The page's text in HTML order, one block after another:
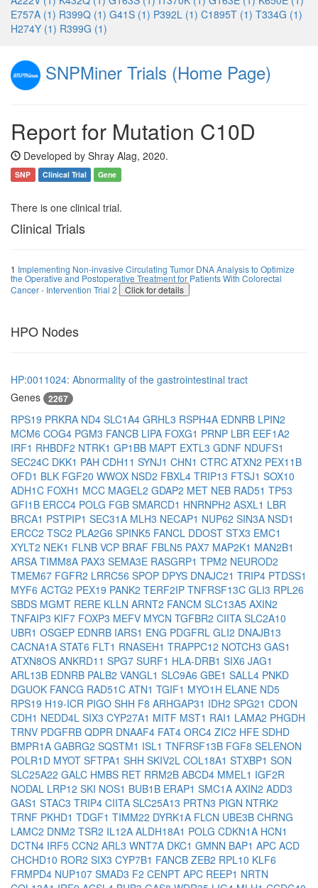
E757A (1) R399Q (1) G41S (1) P392L (1) C1895T (1) T334G (1)
H274Y (1) R399G (1)
SNPMiner Trials (Home Page)
Report for Mutation C10D
Developed by Shray Alag, 2020.
SNP Clinical Trial Gene
There is one clinical trial.
Clinical Trials
1 Implementing Non-invasive Circulating Tumor DNA Analysis to Optimize
the Operative and Postoperative Treatment for Patients With Colorectal
Cancer - Intervention Trial 2
Click for details
HPO Nodes
HP:0011024: Abnormality of the gastrointestinal tract
Genes
2267
RPS19 PRKRA ND4 SLC1A4 GRHL3 RSPH4A EDNRB LPIN2
MCM6 COG4 PGM3 FANCB LIPA FOXG1 PRNP LBR EEF1A2
IRF1 RHBDF2 NTRK1 GP1BB MAPT EXTL3 GDNF NDUFS1
SEC24C DKK1 PAH CDH11 SYNJ1 CHN1 CTRC ATXN2 PEX11B
OFD1 BLK FGF20 WWOX NSD2 FBXL4 TRIP13 FTSJ1 SOX10
ADH1C FOXH1 MCC MAGEL2 GDAP2 MET NEB RAD51 TP53
GFI1B ERCC4 POLG FGB SMARCD1 HNRNPH2 ASXL1 LBR
BRCA1 PSTPIP1 SEC31A MLH3 NECAP1 NUP62 SIN3A NSD1
ERCC2 TSC2 PLA2G6 SPINK5 FANCL DDOST STX3 EMC1
XYLT2 NEK1 FLNB VCP BRAF FBLN5 PAX7 MAP2K1 MAN2B1
ARSA TIMM8A PAX3 SEMA3E RASGRP1 TPM2 NEUROD2
TMEM67 FGFR2 LRRC56 SPOP DPYS DNAJC21 TRIP4 PTDSS1
MYF6 ACTG2 PEX19 PANK2 TERF2IP TNFRSF13C GLI3 RPL26
SBDS MGMT RERE KLLN ARNT2 FANCM SLC13A5 AXIN2
TNFAIP3 KIF7 FOXP3 MEFV MYCN TGFBR2 CIITA SLC2A10
UBR1 OSGEP EDNRB IARS1 ENG PDGFRL GLI2 DNAJB13
CACNA1A STAT6 FLT1 RNASEH1 TRAPPC12 NOTCH3 GAS1
ATXN8OS ANKRD11 SPG7 SURF1 HLA-DRB1 SIX6 JAG1
ARL13B EDNRB PALB2 VANGL1 SLC9A6 GBE1 SALL4 PNKD
DGUOK FANCG RAD51C ATN1 TGIF1 MYO1H ELANE ND5
RPS19 H19-ICR PIGO SHH F8 ARHGAP31 IDH2 SPG21 CDON
CDH1 NEDD4L SIX3 CYP27A1 MITF MST1 RAI1 LAMA2 PHGDH
TRNV PDGFRB QDPR DNAAF4 FAT4 ORC4 ZIC2 HFE SDHD
BMPR1A GABRG2 SQSTM1 ISL1 TNFRSF13B FGF8 SELENON
POLR1D MYOT SFTPA1 SHH SKIV2L COL18A1 STXBP1 SON
SLC25A22 GALC HMBS RET RRM2B ABCD4 MMEL1 IGF2R
NODAL LRP12 SKI NOS1 BUB1B ERAP1 SMC1A AXIN2 ADD3
GAS1 STAC3 TRIP4 CIITA SLC25A13 PRTN3 PIGN NTRK2
TRNF PKHD1 TDGF1 TIMM22 DYRK1A FLCN UBE3B CHRNG
LAMC2 DNM2 TSR2 IL12A ALDH18A1 POLG CDKN1A HCN1
DCTN4 IRF5 CCN2 ARL3 WNT7A DKC1 GMNN BAP1 APC ACD
CHCHD10 ROR2 SIX3 CYP7B1 FANCB ZEB2 RPL10 KLF6
FRMPD4 NUP107 SMAD3 F2 CENPT APC REEP1 NRTN